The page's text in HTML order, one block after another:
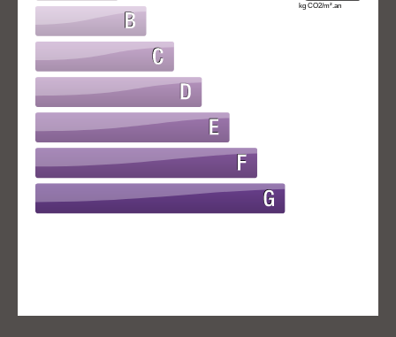
kg CO2/m².an